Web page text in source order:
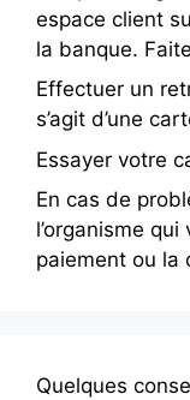
espace client
la banque.
Effectuer un
s’agit d’une
Essayer votre
En cas de
l’organisme
paiement ou la
Quelques